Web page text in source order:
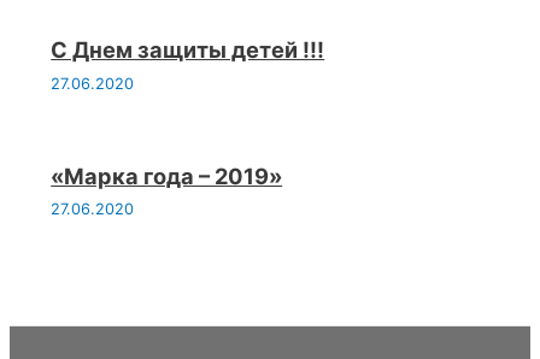
С Днем защиты детей !!!
27.06.2020
«Марка года – 2019»
27.06.2020